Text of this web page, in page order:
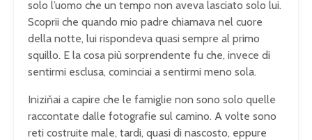
solo l’uomo che un tempo non aveva lasciato solo lui.
Scoprii che quando mio padre chiamava nel cuore
della notte, lui rispondeva quasi sempre al primo
squillo. E la cosa più sorprendente fu che, invece di
sentirmi esclusa, cominciai a sentirmi meno sola.
Iniziňai a capire che le famiglie non sono solo quelle
raccontate dalle fotografie sul camino. A volte sono
reti costruite male, tardi, quasi di nascosto, eppure